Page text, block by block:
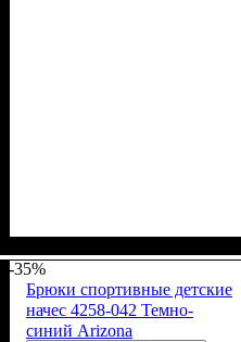
-35%
Брюки спортивные детские
начес 4258-042 Темно-
синий Arizona